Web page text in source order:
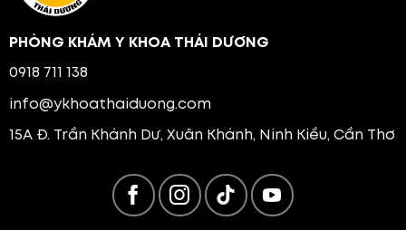
PHÒNG KHÁM Y KHOA THÁI DƯƠNG
0918 711 138
info@ykhoathaiduong.com
15A Đ. Trần Khánh Dư, Xuân Khánh, Ninh Kiều, Cần Thơ